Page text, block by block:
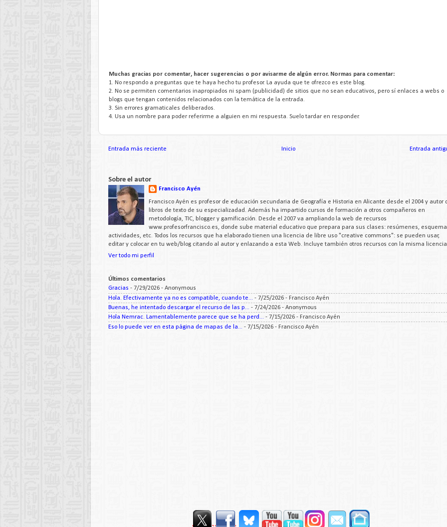
Muchas gracias por comentar, hacer sugerencias o por avisarme de algún error. Normas para comentar:
1. No respondo a preguntas que te haya hecho tu profesor. La ayuda que te ofrezco es este blog.
2. No se permiten comentarios inapropiados ni spam (publicidad) de sitios que no sean educativos, pero sí enlaces a webs o
blogs que tengan contenidos relacionados con la temática de la entrada.
3. Sin errores gramaticales deliberados.
4. Usa un nombre para poder referirme a alguien en mi respuesta. Suelo tardar en responder.
Entrada más reciente Entrada
Inicio
Sobre el autor
Francisco Ayén
Francisco Ayén es profesor de educación secundaria de Geografía e Historia en Alicante desde el 2004 y autor
libros de texto de su especializadad. Además ha impartido cursos de formación a otros compañeros en
metodología, TIC, blogger y gamificación. Desde el 2007 va ampliando la web de recursos
www.profesorfrancisco.es, donde sube material educativo que prepara para sus clases: resúmenes,
actividades, etc. Todos los recursos que ha elaborado tienen una licencia de libre uso "creative commons": se pueden usar,
editar y colocar en tu web/blog citando al autor y enlazando a esta Web. Incluye también otros recursos con la misma
Ver todo mi perfil
Últimos comentarios
Gracias - 7/29/2026 - Anonymous
Hola. Efectivamente ya no es compatible, cuando te... - 7/25/2026 - Francisco Ayén
Buenas, he intentado descargar el recurso de las p... - 7/24/2026 - Anonymous
Hola Nemrac. Lamentablemente parece que se ha perd... - 7/15/2026 - Francisco Ayén
Eso lo puede ver en esta página de mapas de la... - 7/15/2026 - Francisco Ayén